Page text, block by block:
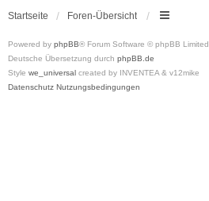
Startseite Foren-Übersicht
Powered by phpBB® Forum Software © phpBB Limited
Deutsche Übersetzung durch phpBB.de
Style we_universal created by INVENTEA & v12mike
Datenschutz Nutzungsbedingungen